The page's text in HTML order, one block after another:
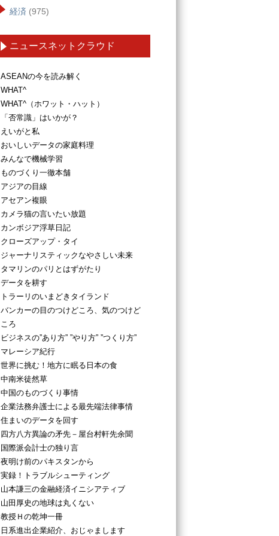
経済 (975)
ニュースネットクラウド
ASEANの今を読み解く
WHAT^
WHAT^（ホワット・ハット）
「否常識」はいかが？
えいがと私
おいしいデータの家庭料理
みんなで機械学習
ものづくり一徹本舗
アジアの目線
アセアン複眼
カメラ猫の言いたい放題
カンボジア浮草日記
クローズアップ・タイ
ジャーナリスティックなやさしい未来
タマリンのパリとはずがたり
データを耕す
トラーリのいまどきタイランド
バンカーの目のつけどころ、気のつけど
ころ
ビジネスの”あり方” ”やり方” ”つくり方”
マレーシア紀行
世界に挑む！地方に眠る日本の食
中南米徒然草
中国のものづくり事情
企業法務弁護士による最先端法律事情
住まいのデータを回す
四方八方異論の矛先－屋台村軒先余聞
国際派会計士の独り言
夜明け前のパキスタンから
実録！トラブルシューティング
山本謙三の金融経済イニシアティブ
山田厚史の地球は丸くない
教授Ｈの乾坤一冊
日系進出企業紹介、おじゃまします